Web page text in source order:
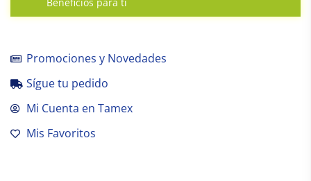
Promociones y Novedades
Sígue tu pedido
Mi Cuenta en Tamex
Mis Favoritos